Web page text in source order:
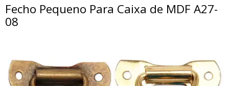
Fecho Pequeno Para Caixa de MDF A27-
08